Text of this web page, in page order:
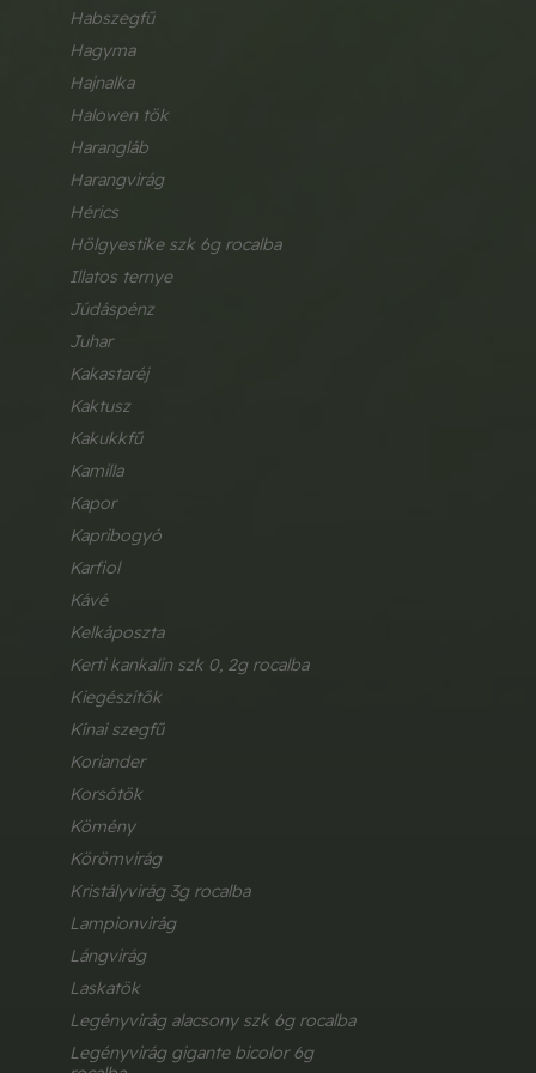
habszegfű
hagyma
hajnalka
halowen tök
harangláb
harangvirág
hérics
hölgyestike szk 6g rocalba
illatos ternye
júdáspénz
juhar
kakastaréj
kaktusz
kakukkfű
kamilla
kapor
kapribogyó
karfiol
kávé
kelkáposzta
kerti kankalin szk 0, 2g rocalba
kiegészítők
kínai szegfű
koriander
korsótök
kömény
körömvirág
kristályvirág 3g rocalba
lampionvirág
lángvirág
laskatök
legényvirág alacsony szk 6g rocalba
legényvirág gigante bicolor 6g